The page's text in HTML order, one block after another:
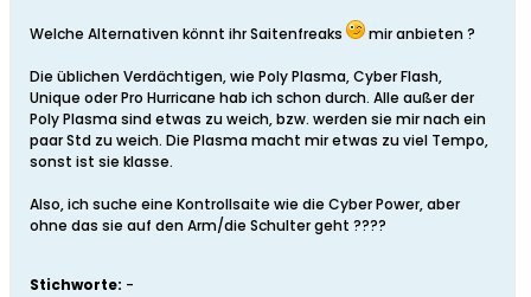
Welche Alternativen könnt ihr Saitenfreaks mir anbieten ?
Die üblichen Verdächtigen, wie Poly Plasma, Cyber Flash,
Unique oder Pro Hurricane hab ich schon durch. Alle außer der
Poly Plasma sind etwas zu weich, bzw. werden sie mir nach ein
paar Std zu weich. Die Plasma macht mir etwas zu viel Tempo,
sonst ist sie klasse.
Also, ich suche eine Kontrollsaite wie die Cyber Power, aber
ohne das sie auf den Arm/die Schulter geht ????
Stichworte: -